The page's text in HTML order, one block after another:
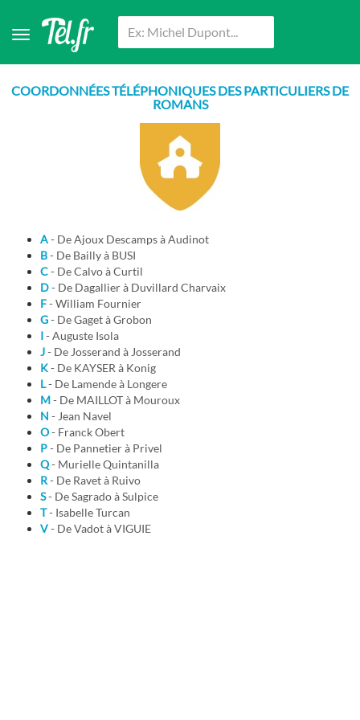
COORDONNÉES TÉLÉPHONIQUES DES PARTICULIERS DE
ROMANS
A
- De Ajoux Descamps à Audinot
B
- De Bailly à BUSI
C
- De Calvo à Curtil
D
- De Dagallier à Duvillard Charvaix
F
- William Fournier
G
- De Gaget à Grobon
I
- Auguste Isola
J
- De Josserand à Josserand
K
- De KAYSER à Konig
L
- De Lamende à Longere
M
- De MAILLOT à Mouroux
N
- Jean Navel
O
- Franck Obert
P
- De Pannetier à Privel
Q
- Murielle Quintanilla
R
- De Ravet à Ruivo
S
- De Sagrado à Sulpice
T
- Isabelle Turcan
V
- De Vadot à VIGUIE